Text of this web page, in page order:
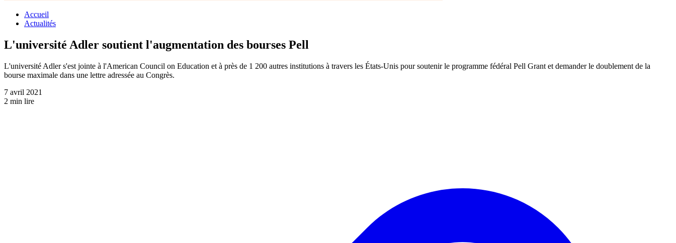
Accueil
Actualités
L'université Adler soutient l'augmentation des bourses Pell
L'université Adler s'est jointe à l'American Council on Education et à près de 1 200 autres institutions à travers les États-Unis pour soutenir le programme fédéral Pell Grant et demander le doublement de la
bourse maximale dans une lettre adressée au Congrès.
7 avril 2021
2 min lire